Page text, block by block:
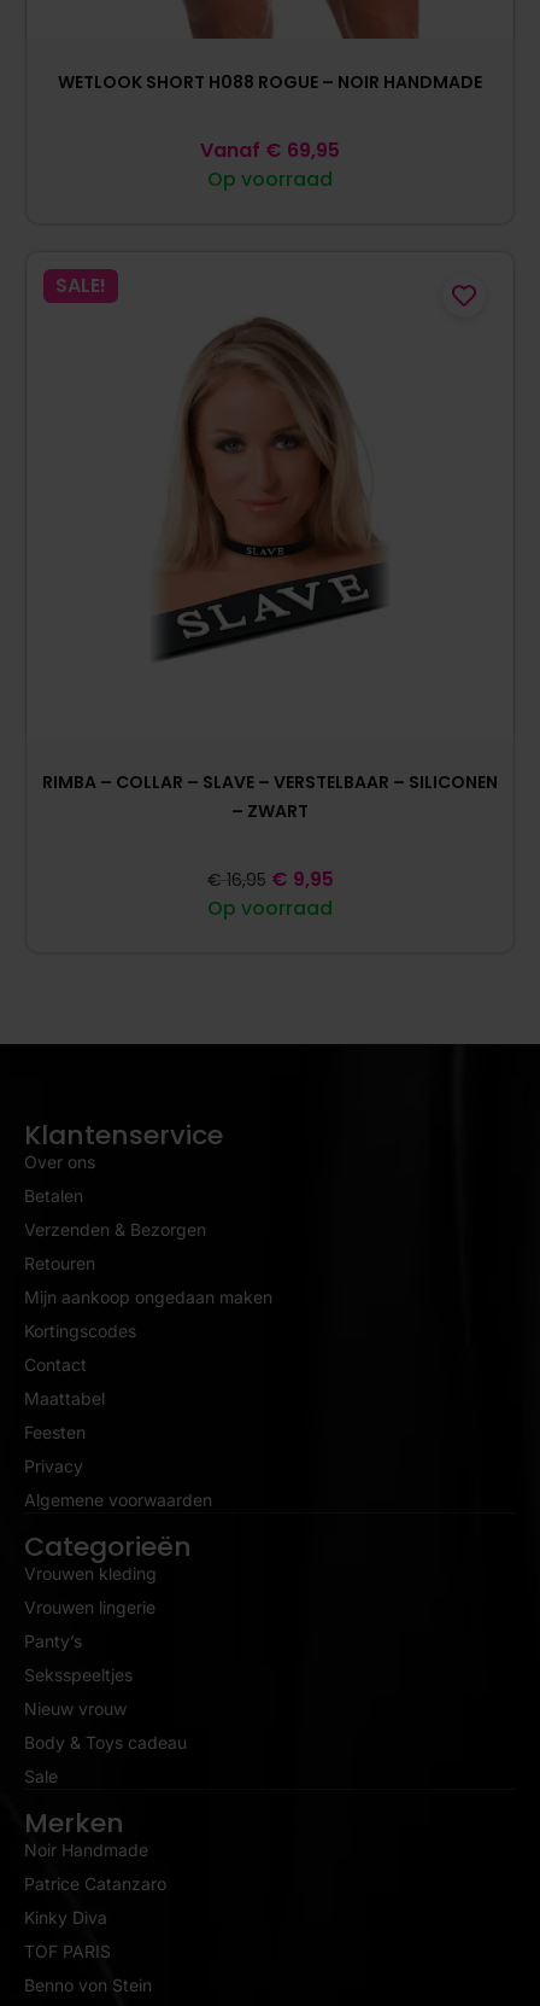
WETLOOK SHORT H088 ROGUE – NOIR HANDMADE
Op voorraad
Vanaf € 69,95
SALE!
RIMBA – COLLAR – SLAVE – VERSTELBAAR – SILICONEN
– ZWART
Op voorraad
€ 16,95 € 9,95
Klantenservice
Over ons
Betalen
Verzenden & Bezorgen
Retouren
Mijn aankoop ongedaan maken
Kortingscodes
Contact
Maattabel
Feesten
Privacy
Algemene voorwaarden
Categorieën
Vrouwen kleding
Vrouwen lingerie
Panty’s
Seksspeeltjes
Nieuw vrouw
Body & Toys cadeau
Sale
Merken
Noir Handmade
Patrice Catanzaro
Kinky Diva
TOF PARIS
Benno von Stein